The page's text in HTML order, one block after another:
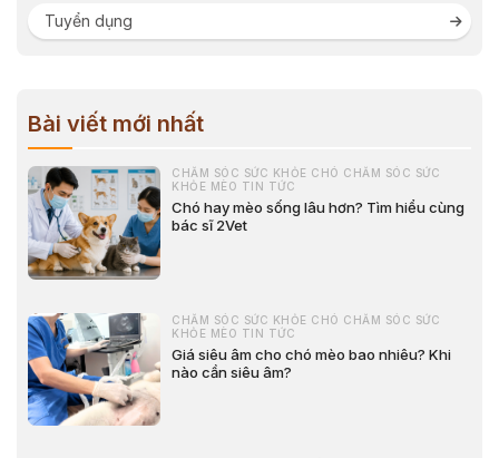
Tuyển dụng
Bài viết mới nhất
CHĂM SÓC SỨC KHỎE CHÓ CHĂM SÓC SỨC
KHỎE MÈO TIN TỨC
Chó hay mèo sống lâu hơn? Tìm hiểu cùng
bác sĩ 2Vet
CHĂM SÓC SỨC KHỎE CHÓ CHĂM SÓC SỨC
KHỎE MÈO TIN TỨC
Giá siêu âm cho chó mèo bao nhiêu? Khi
nào cần siêu âm?